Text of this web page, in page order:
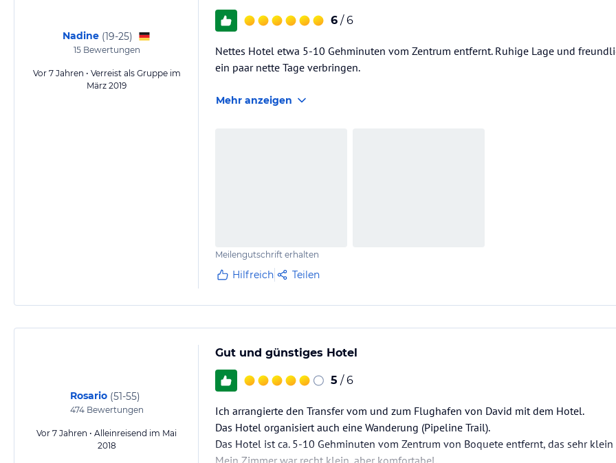
Nadine (19-25)
15Bewertungen
Vor 7 Jahren • Verreist als Gruppe im
März 2019
6 / 6
Nettes Hotel etwa 5-10 Gehminuten vom Zentrum entfernt. Ruhige Lage und
ein paar nette Tage verbringen.
Mehr anzeigen
Meilengutschrift erhalten
Hilfreich Teilen
Rosario (51-55)
474Bewertungen
Vor 7 Jahren • Alleinreisend im Mai
2018
Gut und günstiges Hotel
5 / 6
Ich arrangierte den Transfer vom und zum Flughafen von David mit dem Hotel.
Das Hotel organisiert auch eine Wanderung (Pipeline Trail).
Das Hotel ist ca. 5-10 Gehminuten vom Zentrum von Boquete entfernt, das sehr klein